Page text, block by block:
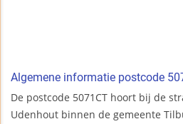
Algemene informatie postcode
De postcode 5071CT hoort bij de
Udenhout binnen de gemeente